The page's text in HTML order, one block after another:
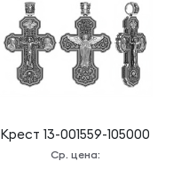
Крест 13-001559-105000
Ср. цена: